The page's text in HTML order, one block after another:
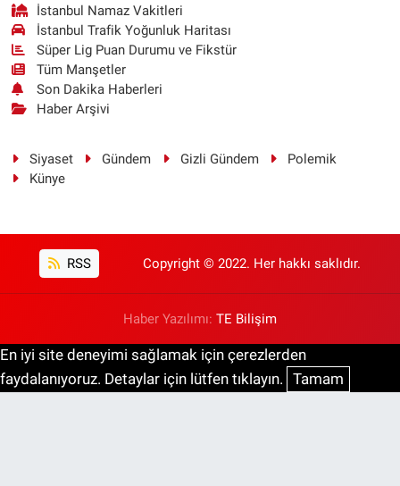
İstanbul Namaz Vakitleri
İstanbul Trafik Yoğunluk Haritası
Süper Lig Puan Durumu ve Fikstür
Tüm Manşetler
Son Dakika Haberleri
Haber Arşivi
Siyaset Gündem Gizli Gündem
Polemik
Künye
RSS Copyright © 2022. Her hakkı saklıdır.
Haber Yazılımı: TE Bilişim
En iyi site deneyimi sağlamak için çerezlerden
faydalanıyoruz. Detaylar için lütfen tıklayın. Tamam